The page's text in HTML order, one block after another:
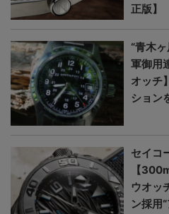
正版】
“青木
軍御用
オッチ
ション
セイコ
【
ウオッ
ン採用